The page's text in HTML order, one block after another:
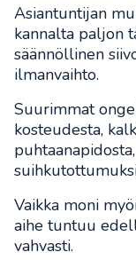
Asiantuntijan
kannalta paljon
säännöllinen
ilmanvaihto.
Suurimmat
kosteudesta,
Vaikka moni
aihe tuntuu
vahvasti.